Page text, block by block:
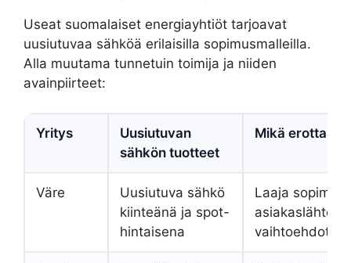
Useat suomalaiset energiayhtiöt tarjoavat
uusiutuvaa sähköä erilaisilla sopimusmalleilla.
Alla muutama tunnetuin toimija ja niiden
avainpiirteet:
Yritys
Uusiutuvan
sähkön tuotteet
Mikä erottaa?
Väre
Uusiutuva sähkö
kiinteänä ja spot-
hintaisena
Laaja
vaihtoehdot